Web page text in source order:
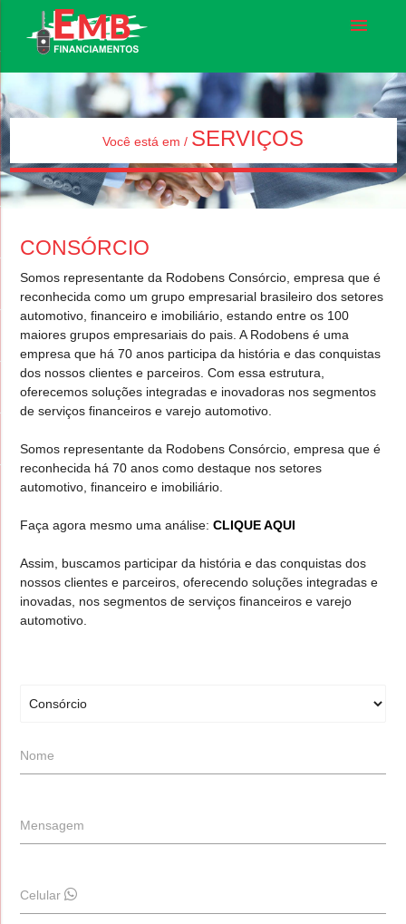
menu
Você está em / SERVIÇOS
CONSÓRCIO
Somos representante da Rodobens Consórcio, empresa que é
reconhecida como um grupo empresarial brasileiro dos setores
automotivo, financeiro e imobiliário, estando entre os 100
maiores grupos empresariais do pais. A Rodobens é uma
empresa que há 70 anos participa da história e das conquistas
dos nossos clientes e parceiros. Com essa estrutura,
oferecemos soluções integradas e inovadoras nos segmentos
de serviços financeiros e varejo automotivo.
Somos representante da Rodobens Consórcio, empresa que é
reconhecida há 70 anos como destaque nos setores
automotivo, financeiro e imobiliário.
Faça agora mesmo uma análise:CLIQUE AQUI
Assim, buscamos participar da história e das conquistas dos
nossos clientes e parceiros, oferecendo soluções integradas e
inovadas, nos segmentos de serviços financeiros e varejo
automotivo.
Nome
Mensagem
Celular